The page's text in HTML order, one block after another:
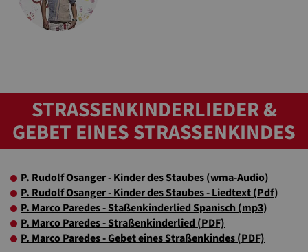
STRASSENKINDERLIEDER & G
EBET EINES STRASSENKINDES
P. Rudolf Osanger - Kinder des Staubes (wma-Audio)
P. Rudolf Osanger - Kinder des Staubes - Liedtext (Pdf)
P. Marco Paredes - Staßenkinderlied Spanisch (mp3)
P. Marco Paredes - Straßenkinderlied (PDF)
P. Marco Paredes - Gebet eines Straßenkindes (PDF)